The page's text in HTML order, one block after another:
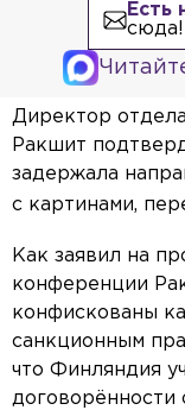
Есть
сюда!
Директор
Ракшит
задержала
с картинами,
Как заявил на
конференции
конфискованы
санкционным
что Финляндия
договорённости